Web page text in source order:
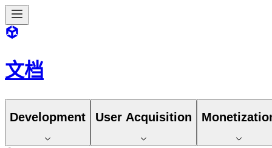
文档
Development User Acquisition